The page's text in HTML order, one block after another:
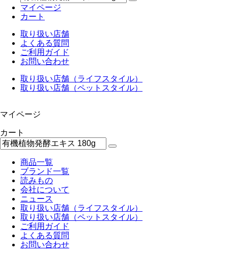
マイページ
カート
取り扱い店舗
よくある質問
ご利用ガイド
お問い合わせ
取り扱い店舗（ライフスタイル）
取り扱い店舗（ペットスタイル）
マイページ
カート
商品一覧
ブランド一覧
読みもの
会社について
ニュース
取り扱い店舗（ライフスタイル）
取り扱い店舗（ペットスタイル）
ご利用ガイド
よくある質問
お問い合わせ